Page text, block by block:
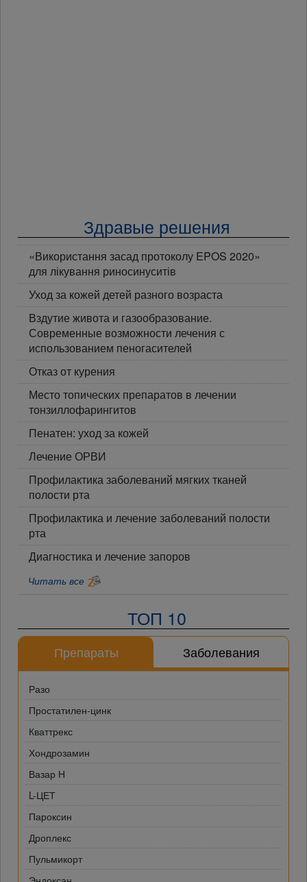
Здравые решения
«Використання засад протоколу EPOS 2020»
для лікування риносинуситів
Уход за кожей детей разного возраста
Вздутие живота и газообразование.
Современные возможности лечения с
использованием пеногасителей
Отказ от курения
Место топических препаратов в лечении
тонзиллофарингитов
Пенатен: уход за кожей
Лечение ОРВИ
Профилактика заболеваний мягких тканей
полости рта
Профилактика и лечение заболеваний полости
рта
Диагностика и лечение запоров
Читать все
ТОП 10
Препараты Заболевания
Разо
Простатилен-цинк
Кваттрекс
Хондрозамин
Вазар Н
L-ЦЕТ
Пароксин
Дроплекс
Пульмикорт